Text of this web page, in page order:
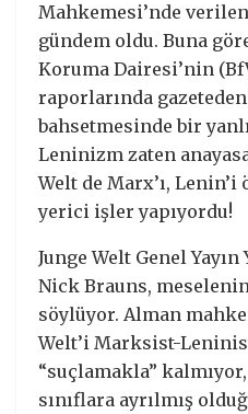
Mahkemesi’nde
gündem oldu. Buna
Koruma Dairesi’nin
raporlarında
bahsetmesinde bir
Leninizm zaten
Welt de Marx’ı,
yerici işler yapıyordu!
Junge Welt Genel Yayın
Nick Brauns,
söylüyor. Alman
Welt’i Marksist-
“suçlamakla”
sınıflara ayrılmış